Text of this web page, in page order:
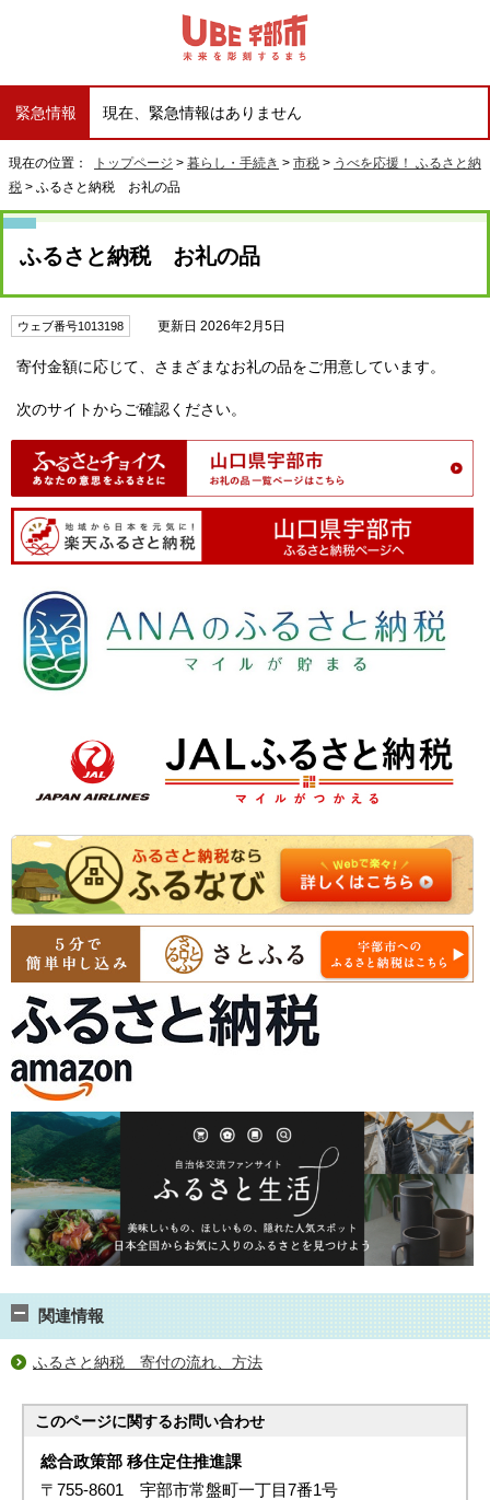
緊急情報 現在、緊急情報はありません
現在の位置： トップページ > 暮らし・手続き > 市税 > うべを応援！ ふるさと納
税 > ふるさと納税 お礼の品
ふるさと納税 お礼の品
ウェブ番号1013198 更新日 2026年2月5日
寄付金額に応じて、さまざまなお礼の品をご用意しています。
次のサイトからご確認ください。
関連情報
ふるさと納税 寄付の流れ、方法
このページに関するお問い合わせ
総合政策部 移住定住推進課
〒755-8601 宇部市常盤町一丁目7番1号